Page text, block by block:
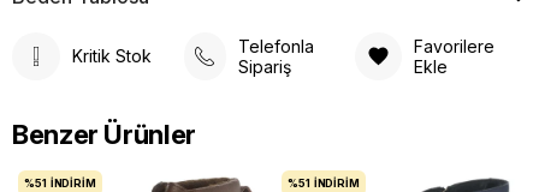
Kritik Stok
Telefonla
Sipariş
Favorilere
Ekle
Benzer Ürünler
%51 İNDIRIM %51 İNDIRIM